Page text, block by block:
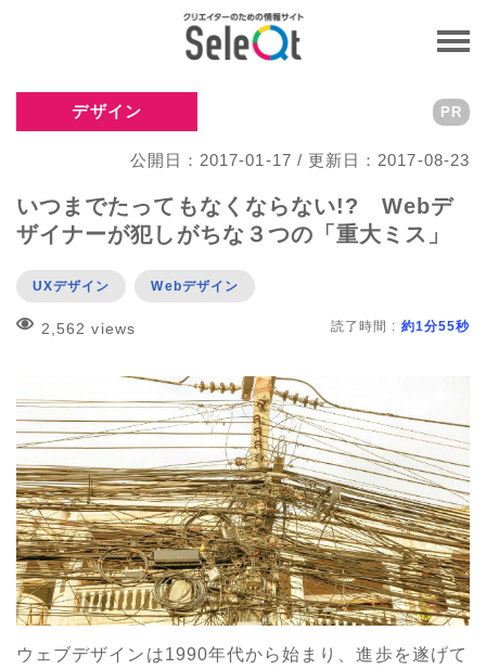
デザイン
公開日：2017-01-17 / 更新日：2017-08-23
PR
いつまでたってもなくならない!? Webデ
ザイナーが犯しがちな３つの「重大ミス」
UXデザイン Webデザイン
2,562 views 読了時間 : 約1分55秒
ウェブデザインは1990年代から始まり、進歩を遂げて